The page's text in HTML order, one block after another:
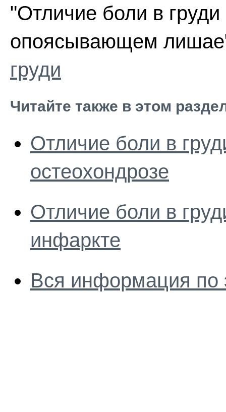
"Отличие боли в
опоясывающем
груди
Читайте также в этом
Отличие боли в
остеохондрозе
Отличие боли в
инфаркте
Вся информация по